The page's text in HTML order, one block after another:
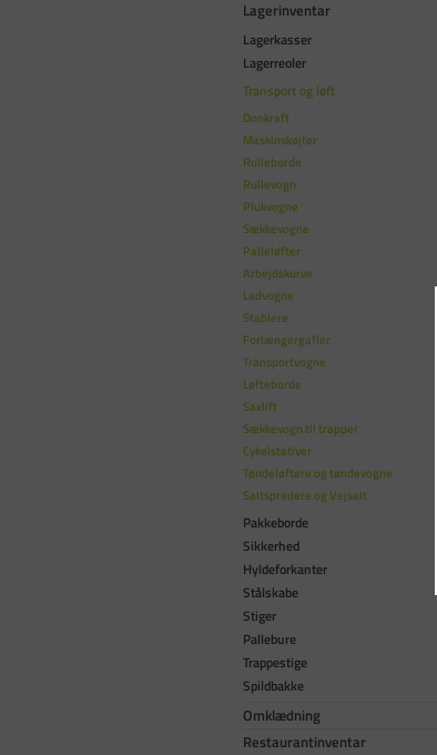
Lagerinventar
Lagerkasser
Lagerreoler
Transport og løft
Donkraft
Maskinskøjter
Rulleborde
Rullevogn
Plukvogne
Sækkevogne
Palleløfter
Arbejdskurve
Ladvogne
Stablere
Forlængergafler
Transportvogne
Løfteborde
Saxlift
Sækkevogn til trapper
Cykelstativer
Tøndeløftere og tøndevogne
Saltspredere og Vejsalt
Pakkeborde
Sikkerhed
Hyldeforkanter
Stålskabe
Stiger
Pallebure
Trappestige
Spildbakke
Omklædning
Restaurantinventar